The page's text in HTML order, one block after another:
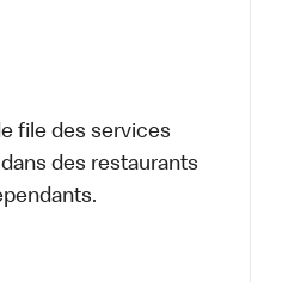
file des services
des restaurants